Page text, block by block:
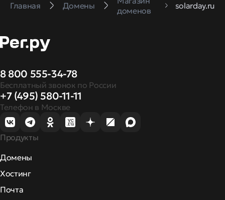
Главная Домены
доменов
solarday.ru
8 800 555-34-78
Бесплатный звонок по России
+7 (495) 580-11-11
Телефон в Москве
Продукты
Домены
Хостинг
Почта